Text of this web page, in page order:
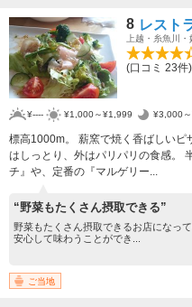
8 レスト
上越・糸魚川
(口コミ 23件)
¥---- ¥1,000～¥1,999 ¥3,000
標高1000m。 薪窯で焼く香ばしいピ
はしっとり、外はパリパリの食感。
チ』や、定番の『マルゲリー...
“野菜もたくさん摂取できる”
野菜もたくさん摂取できるお店になっ
安心して味わうことができ...
ご当地